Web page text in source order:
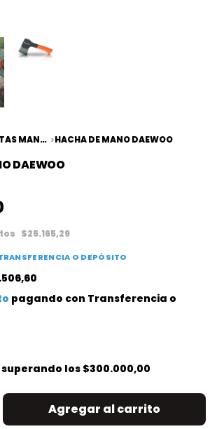
HERRAMIENTAS MANUALES >HACHA DE MANO DAEWOO
DAEWOO
$25.165,29
O DEPÓSITO
pagando con Transferencia o
superando los $300.000,00